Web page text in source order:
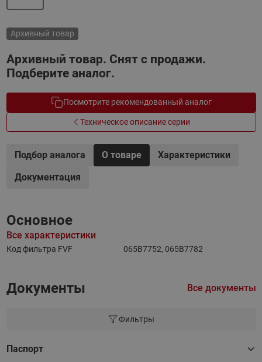
Архивный товар
Архивный товар. Снят с продажи.
Подберите аналог.
Посмотрите рекомендованный аналог
Техническое описание серии
Подбор аналога О товаре
Характеристики
Документация
Основное
Все характеристики
Код фильтра FVF 065B7752, 065B7782
Документы Все документы
Фильтры
Паспорт